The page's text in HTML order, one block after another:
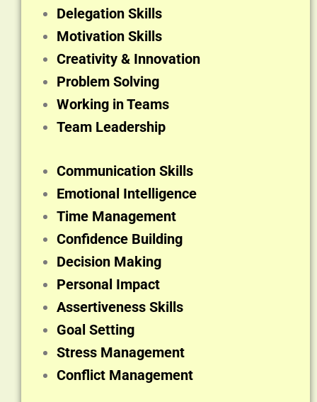
Delegation Skills
Motivation Skills
Creativity & Innovation
Problem Solving
Working in Teams
Team Leadership
Communication Skills
Emotional Intelligence
Time Management
Confidence Building
Decision Making
Personal Impact
Assertiveness Skills
Goal Setting
Stress Management
Conflict Management